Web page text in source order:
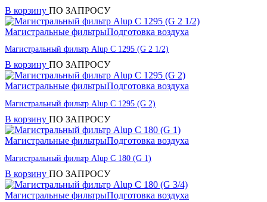
В корзину ПО ЗАПРОСУ
Магистральные фильтрыПодготовка воздуха
Магистральный фильтр Alup C 1295 (G 2 1/2)
В корзину ПО ЗАПРОСУ
Магистральные фильтрыПодготовка воздуха
Магистральный фильтр Alup C 1295 (G 2)
В корзину ПО ЗАПРОСУ
Магистральные фильтрыПодготовка воздуха
Магистральный фильтр Alup C 180 (G 1)
В корзину ПО ЗАПРОСУ
Магистральные фильтрыПодготовка воздуха